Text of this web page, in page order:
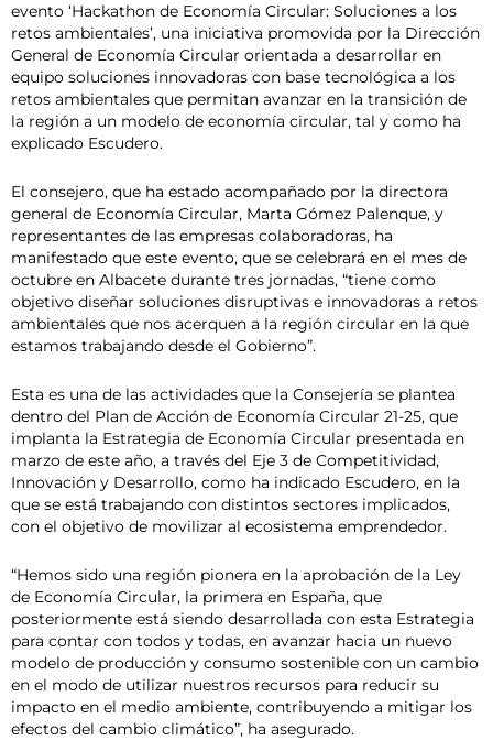
evento ‘Hackathon de Economía Circular: Soluciones a los
retos ambientales’, una iniciativa promovida por la Dirección
General de Economía Circular orientada a desarrollar en
equipo soluciones innovadoras con base tecnológica a los
retos ambientales que permitan avanzar en la transición de
la región a un modelo de economía circular, tal y como ha
explicado Escudero.
El consejero, que ha estado acompañado por la directora
general de Economía Circular, Marta Gómez Palenque, y
representantes de las empresas colaboradoras, ha
manifestado que este evento, que se celebrará en el mes de
octubre en Albacete durante tres jornadas, “tiene como
objetivo diseñar soluciones disruptivas e innovadoras a retos
ambientales que nos acerquen a la región circular en la que
estamos trabajando desde el Gobierno”.
Esta es una de las actividades que la Consejería se plantea
dentro del Plan de Acción de Economía Circular 21-25, que
implanta la Estrategia de Economía Circular presentada en
marzo de este año, a través del Eje 3 de Competitividad,
Innovación y Desarrollo, como ha indicado Escudero, en la
que se está trabajando con distintos sectores implicados,
con el objetivo de movilizar al ecosistema emprendedor.
“Hemos sido una región pionera en la aprobación de la Ley
de Economía Circular, la primera en España, que
posteriormente está siendo desarrollada con esta Estrategia
para contar con todos y todas, en avanzar hacia un nuevo
modelo de producción y consumo sostenible con un cambio
en el modo de utilizar nuestros recursos para reducir su
impacto en el medio ambiente, contribuyendo a mitigar los
efectos del cambio climático”, ha asegurado.